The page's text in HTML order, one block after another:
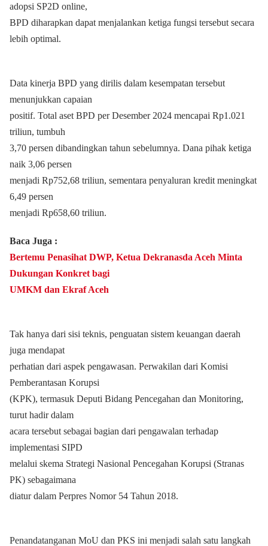
adopsi SP2D online,
BPD diharapkan dapat menjalankan ketiga fungsi tersebut secara
lebih optimal.
Data kinerja BPD yang dirilis dalam kesempatan tersebut
menunjukkan capaian
positif. Total aset BPD per Desember 2024 mencapai Rp1.021
triliun, tumbuh
3,70 persen dibandingkan tahun sebelumnya. Dana pihak ketiga
naik 3,06 persen
menjadi Rp752,68 triliun, sementara penyaluran kredit meningkat
6,49 persen
menjadi Rp658,60 triliun.
Baca Juga :
Bertemu Penasihat DWP, Ketua Dekranasda Aceh Minta
Dukungan Konkret bagi
UMKM dan Ekraf Aceh
Tak hanya dari sisi teknis, penguatan sistem keuangan daerah
juga mendapat
perhatian dari aspek pengawasan. Perwakilan dari Komisi
Pemberantasan Korupsi
(KPK), termasuk Deputi Bidang Pencegahan dan Monitoring,
turut hadir dalam
acara tersebut sebagai bagian dari pengawalan terhadap
implementasi SIPD
melalui skema Strategi Nasional Pencegahan Korupsi (Stranas
PK) sebagaimana
diatur dalam Perpres Nomor 54 Tahun 2018.
Penandatanganan MoU dan PKS ini menjadi salah satu langkah